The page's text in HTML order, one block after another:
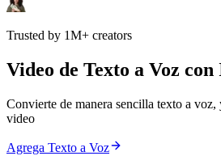
Trusted by 1M+ creators
Video de Texto a Voz
Convierte de manera sencilla texto a
video
Agrega Texto a Voz